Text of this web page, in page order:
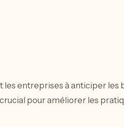
entreprises à anticiper
pour améliorer les